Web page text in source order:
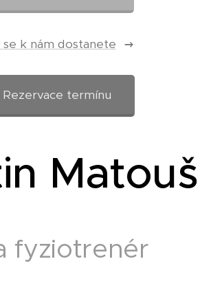
se k nám dostanete
Rezervace termínu
Matouš
fyziotrenér